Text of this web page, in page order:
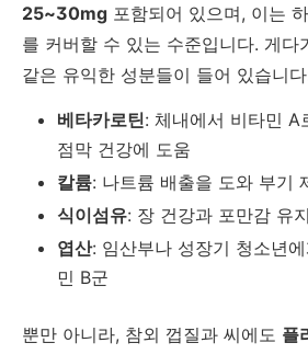
25~30mg 포함되어 있으며, 이는
를 커버할 수 있는 수준입니다. 게다
같은 유익한 성분들이 들어 있습니다
베타카로틴: 체내에서 비타민 A
점막 건강에 도움
칼륨: 나트륨 배출을 도와 부기
식이섬유: 장 건강과 포만감 유
엽산: 임산부나 성장기 청소년
민 B군
뿐만 아니라, 참외 껍질과 씨에도 플